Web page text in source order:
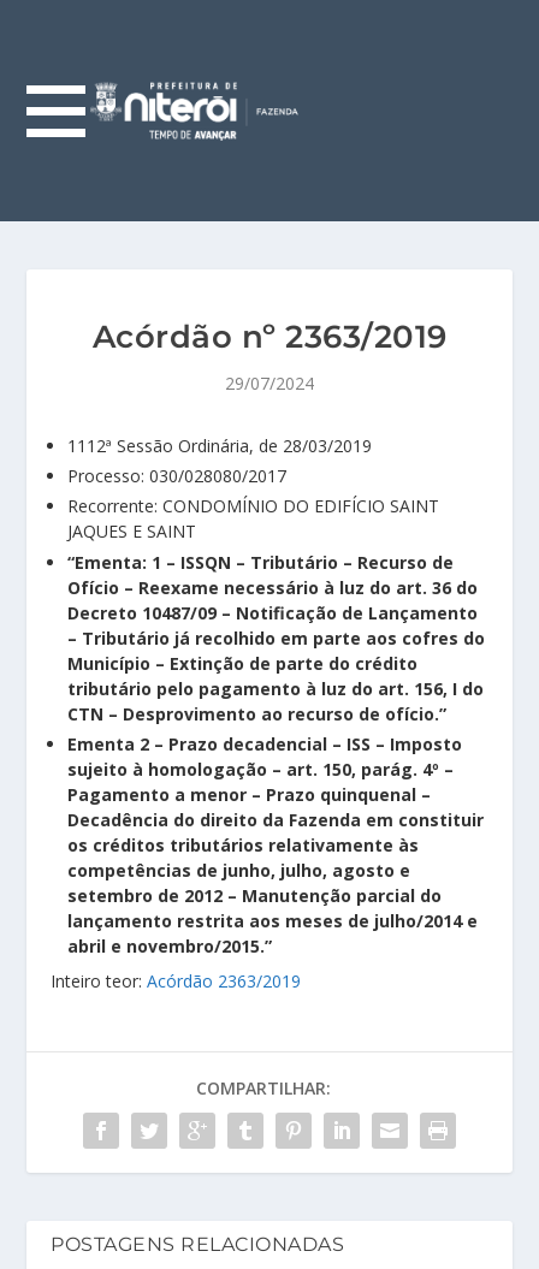
Acórdão nº 2363/2019
29/07/2024
1112ª Sessão Ordinária, de 28/03/2019
Processo: 030/028080/2017
Recorrente: CONDOMÍNIO DO EDIFÍCIO SAINT
JAQUES E SAINT
“Ementa: 1 – ISSQN – Tributário – Recurso de
Ofício – Reexame necessário à luz do art. 36 do
Decreto 10487/09 – Notificação de Lançamento
– Tributário já recolhido em parte aos cofres do
Município – Extinção de parte do crédito
tributário pelo pagamento à luz do art. 156, I do
CTN – Desprovimento ao recurso de ofício.”
Ementa 2 – Prazo decadencial – ISS – Imposto
sujeito à homologação – art. 150, parág. 4º –
Pagamento a menor – Prazo quinquenal –
Decadência do direito da Fazenda em constituir
os créditos tributários relativamente às
competências de junho, julho, agosto e
setembro de 2012 – Manutenção parcial do
lançamento restrita aos meses de julho/2014 e
abril e novembro/2015.”
Inteiro teor:Acórdão 2363/2019
COMPARTILHAR:
POSTAGENS RELACIONADAS